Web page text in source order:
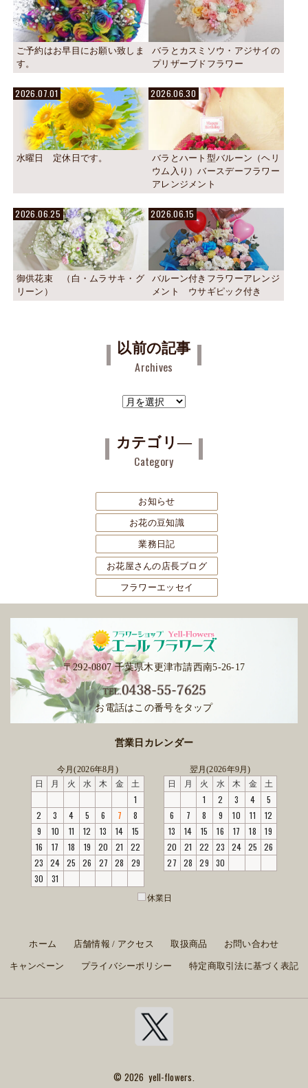
ご予約はお早目にお願い致しま
す。
バラとカスミソウ・アジサイの
プリザーブドフラワー
2026.07.01
水曜日 定休日です。
2026.06.30
バラとハート型バルーン（ヘリ
ウム入り）バースデーフラワー
アレンジメント
2026.06.25
御供花束 （白・ムラサキ・グ
リーン）
2026.06.15
バルーン付きフラワーアレンジ
メント ウサギピック付き
以前の記事
Archives
ア
イ
カテゴリ―
Category
お知らせ
お花の豆知識
業務日記
お花屋さんの店長ブログ
フラワーエッセイ
〒292-0807 千葉県木更津市請西南5-26-17
お電話はこの番号をタップ
営業日カレンダー
今月(2026年8月)
日
月 火 水 木 金 土
1
2
3 4 5 6 7
8
9
10 11 12 13 14
15
16
17 18 19 20 21
22
23
24 25 26 27 28
29
30
31
翌月(2026年9月)
日
月 火 水 木 金 土
1 2 3 4
5
6
7 8 9 10 11
12
13
14 15 16 17 18
19
20
21 22 23 24 25
26
27
28 29 30
休業日
ホーム 店舗情報 / アクセス 取扱商品 お問い合わせ
キャンペーン プライバシーポリシー 特定商取引法に基づく表記
© 2026 yell-flowers.